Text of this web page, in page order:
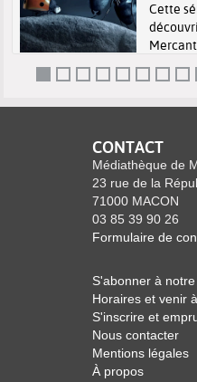
Cette
avec la
CONTACT
Médiathèque de
23 rue de la
71000 MACON
03 85 39 90 26
Formulaire de
S'abonner à
Horaires et venir
S'inscrire et
Nous contacter
Mentions légales
À propos